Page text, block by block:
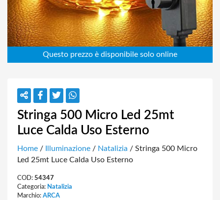
Stringa 500 Micro Led 25mt
Luce Calda Uso Esterno
Home / Illuminazione / Natalizia / Stringa 500 Micro
Led 25mt Luce Calda Uso Esterno
COD: 54347
Categoria: Natalizia
Marchio: ARCA